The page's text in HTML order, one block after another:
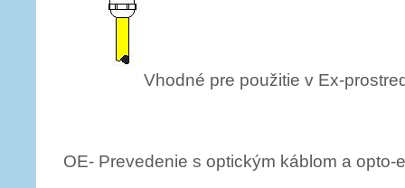
Vhodné pre použitie v Ex-
OE- Prevedenie s optickým káblom a opto-